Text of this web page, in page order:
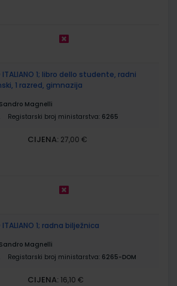
ITALIANO 1; libro dello studente, radni
1 razred, gimnazija
Magnelli
Registarski broj ministarstva: 6265
CIJENA: 27,00 €
ITALIANO 1; radna bilježnica
Magnelli
Registarski broj ministarstva: 6265-DOM
CIJENA: 16,10 €